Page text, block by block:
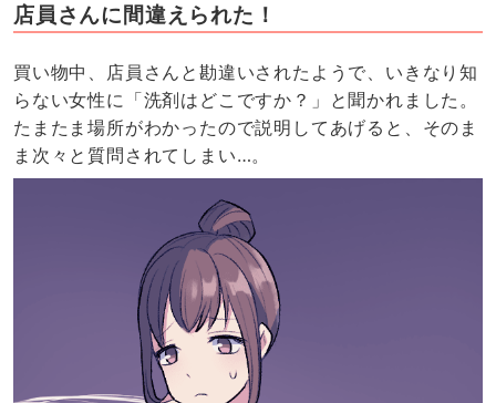
店員さんに間違えられた！
買い物中、店員さんと勘違いされたようで、いきなり知
らない女性に「洗剤はどこですか？」と聞かれました。
たまたま場所がわかったので説明してあげると、そのま
ま次々と質問されてしまい…。